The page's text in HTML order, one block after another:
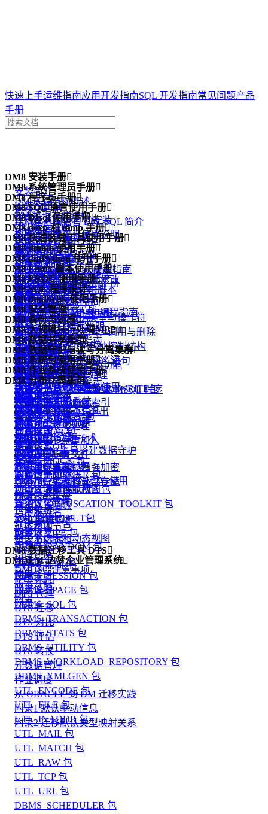
快速上手运维指南应用开发指南SQL 开发指南常见问题产品
手册
案例 问答 一体机
DM8 安装手册
安装简介
安装及卸载
许可证 (License) 的安装
数据库配置工具使用说明
注意事项
DM8 系统管理员手册
DM 逻辑结构概述
DM 物理存储结构
DM 内存结构
管理 DM 线程
DM 系统管理员
创建和配置 DM 数据库
启动和关闭数据库
管理模式对象的空间
管理表
管理索引
管理触发器
管理视图、序列和同义词
模式对象的常规管理
数据库布局和存储管理
管理分区表和分区索引
管理列存储表
管理堆表
全文检索
管理事务
问题跟踪和解决
动态管理和性能视图
查询优化
SQL 调优
故障恢复
版本升级
附录 1
附录 2
附录 3
附录 4
DM8 程序员手册
概述
DPI 编程指南
DM ODBC 编程指南
DM JDBC 编程指南
.NET Data Provider 编程指南
DM PHP 编程指南
DM FLDR 编程指南
DM DEXP/DIMP JNI编程指南
Logmnr 接口使用说明
DM Node.js 编程指南
DM Go 编程指南
DM XA 编程指南
DM R2DBC编程指南
附录
DM8 SQL 语言使用手册
结构化查询语言 DM_SQL 简介
手册中的示例说明
数据定义语句
数据查询语句
数据的插入、删除和修改
视图
物化视图
函数
一致性和并发性
外部函数
包
类类型
自定义类型
触发器
同义词
外部链接
闪回
JSON
高级日志
自定义运算符
自定义集函数
XML数据解析
附录
DM8 DIsql 使用手册
功能简介
DIsql 入门
DIsql 环境变量设置
DIsql 常用命令
如何在 DIsql 中使用脚本
DM8 dexp 和 dimp 手册
功能简介
dexp 逻辑导出
dimp 逻辑导入
dexp 和 dimp 应用实例
升级和降级
DM8 快速装载工具使用手册
概述
dmfldr 入门
dmfldr 实战
dmldrp和dmldrc入门
dmldrp和dmldrc实战
DM8 dminit 使用手册
功能简介
使用 dminit
查看 dminit 参数
dminit 参数详解
dminit 高级主题
DM8 dmPython 使用手册
dmPython 简介
dmPython 安装
dmPython 接口详解
dmDjango 驱动
dmSQLAlchemy 方言包
DBUtils 包
dmAsync 包
dmPython_pool 包
DM8 Linux 脚本使用手册
DM8 Linux 脚本使用手册
DM8 PROC 使用手册
概述
预编译概念
嵌入式程序的组成
Oracle 兼容
DB2 兼容
DM 嵌入式 SQL 高级功能
PRO*C 程序实例
附录
DM8 SQL 程序设计
概述
DMSQL 程序数据类型与操作符
DMSQL 程序的定义、调用与删除
DMSQL 程序中的各种控制结构
DMSQL 程序中的 SQL 语句
DMSQL 程序异常处理
基于 C、JAVA 语法的 DMSQL 程序
DMSQL 程序调试
DM8 dmdbchk 使用手册
DM8 dmdbchk 使用手册
DM8 安全管理
概述
用户标识与鉴别
自主访问控制
强制访问控制
审计
通信加密
存储加密
加密引擎
资源限制
客体重用
登录用户名密码增强加密
登录用户名密码外部存储
附录
DM8 备份与还原
备份还原简介
备份还原原理
备份还原实战
DM8 大规模并行处理MPP
引言
概述
基本概念与原理
DM MPP 环境搭建与使用
DM MPP 主备系统
DM MPP 系统管理
动态视图
DM8 数据共享集群
DMDSC 概述
DMDSC 使用的环境
DMDSC 关键技术
DMCSS 介绍
DMDSC 的启动与退出
DMDSC 故障处理
DMDSC 节点重加入
DMDSC 配置文件
DMASM 介绍
DMASM 镜像介绍
DMDSC 搭建
巧用服务名
动态增加节点
监控 DMDSC
备份还原
DMDSC 注意事项
版本升级
附录
DM8 数据守护与读写分离集群
概述
守护进程
监视器
配置文件说明
数据守护使用说明
数据守护搭建
利用 DEM 工具搭建数据守护
版本升级
附录
DM8 系统包使用手册
概述
DBMS_ADVANCED_REWRITE包
DBMS_ALERT 包
DBMS_BINARY 包
DBMS_JOB 包
DBMS_LOB 包
DBMS_LOCK 包
DBMS_LOGMNR 包
DBMS_METADATA 包
DBMS_OBFUSCATION_TOOLKIT 包
DBMS_OUTPUT包
DBMS_PIPE 包
DBMS_RANDOM 包
DBMS_RLS 包
DBMS_SESSION 包
DBMS_SPACE 包
DBMS_SQL 包
DBMS_TRANSACTION 包
DBMS_STATS 包
DBMS_UTILITY 包
DBMS_WORKLOAD_REPOSITORY 包
DBMS_XMLGEN 包
UTL_ENCODE 包
UTL_FILE 包
UTL_INADDR 包
UTL_MAIL 包
UTL_MATCH 包
UTL_RAW 包
UTL_TCP 包
UTL_URL 包
DBMS_SCHEDULER 包
DM8 作业系统使用手册
功能简介
创建作业环境
操作员
作业
警报
监控作业
一个典型示例
DM8 分布计算集群
DMDPC 概述
基本概念和技术指标
DMDPC使用须知
DMDPC的关键技术
DMDPC配置
DMDPC 集群部署
DMDPC 集群的管理与使用
快速装载工具
查询分析
SQL调优
相关系统表和动态视图
DM8 数据迁移工具 DTS
DTS 功能简介
DTS 入门
DTS 代理
DTS 迁移
DTS 对比
DTS 评估
DTS 转换
元数据管理
作业调度
从 ORACLE 到 DM 迁移实践
附录1 默认驱动信息
附录2 迁移默认类型映射关系
DMDEM 达梦企业管理系统
使用手册
版本说明